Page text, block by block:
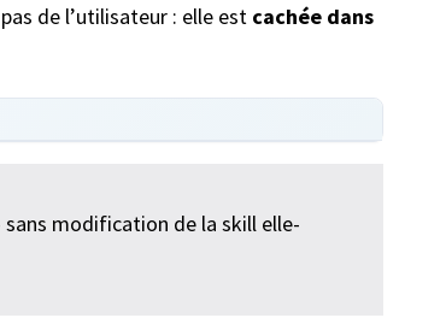
de l’utilisateur : elle est cachée dans
modification de la skill elle-